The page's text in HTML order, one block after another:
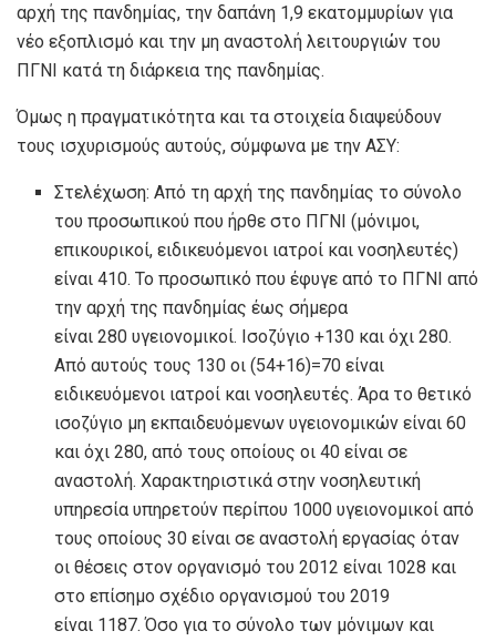
αρχή της πανδημίας, την δαπάνη 1,9 εκατομμυρίων για
νέο εξοπλισμό και την μη αναστολή λειτουργιών του
ΠΓΝΙ κατά τη διάρκεια της πανδημίας.
Όμως η πραγματικότητα και τα στοιχεία διαψεύδουν
τους ισχυρισμούς αυτούς, σύμφωνα με την ΑΣΥ:
Στελέχωση: Από τη αρχή της πανδημίας το σύνολο
του προσωπικού που ήρθε στο ΠΓΝΙ (μόνιμοι,
επικουρικοί, ειδικευόμενοι ιατροί και νοσηλευτές)
είναι 410. Το προσωπικό που έφυγε από το ΠΓΝΙ από
την αρχή της πανδημίας έως σήμερα
είναι 280 υγειονομικοί. Ισοζύγιο +130 και όχι 280.
Από αυτούς τους 130 οι (54+16)=70 είναι
ειδικευόμενοι ιατροί και νοσηλευτές. Άρα το θετικό
ισοζύγιο μη εκπαιδευόμενων υγειονομικών είναι 60
και όχι 280, από τους οποίους οι 40 είναι σε
αναστολή. Χαρακτηριστικά στην νοσηλευτική
υπηρεσία υπηρετούν περίπου 1000 υγειονομικοί από
τους οποίους 30 είναι σε αναστολή εργασίας όταν
οι θέσεις στον οργανισμό του 2012 είναι 1028 και
στο επίσημο σχέδιο οργανισμού του 2019
είναι 1187. Όσο για το σύνολο των μόνιμων και